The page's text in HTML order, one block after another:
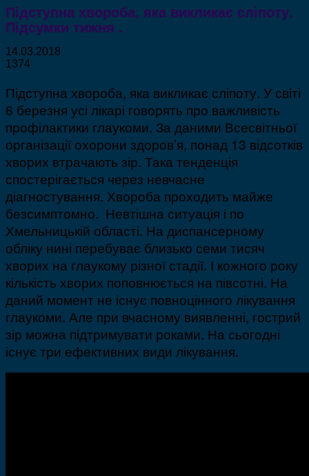
Підступна хвороба, яка викликає сліпоту.
Підсумки тижня .
14.03.2018
1374
Підступна хвороба, яка викликає сліпоту. У світі
6 березня усі лікарі говорять про важливість
профілактики глаукоми. За даними Всесвітньої
організації охорони здоров’я, понад 13 відсотків
хворих втрачають зір. Така тенденція
спостерігається через невчасне
діагностування. Хвороба проходить майже
безсимптомно. Невтішна ситуація і по
Хмельницькій області. На диспансерному
обліку нині перебуває близько семи тисяч
хворих на глаукому різної стадії. І кожного року
кількість хворих поповнюється на півсотні. На
даний момент не існує повноцінного лікування
глаукоми. Але при вчасному виявленні, гострий
зір можна підтримувати роками. На сьогодні
існує три ефективних види лікування.